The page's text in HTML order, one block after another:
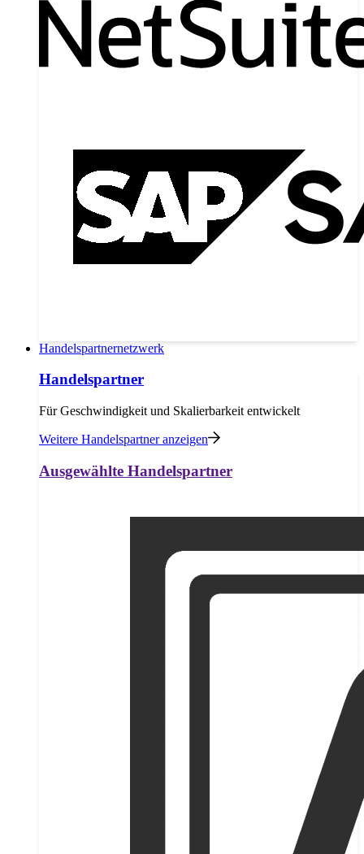
Handelspartnernetzwerk
Handelspartner
Für Geschwindigkeit und Skalierbarkeit entwickelt
Weitere Handelspartner anzeigen
Ausgewählte Handelspartner